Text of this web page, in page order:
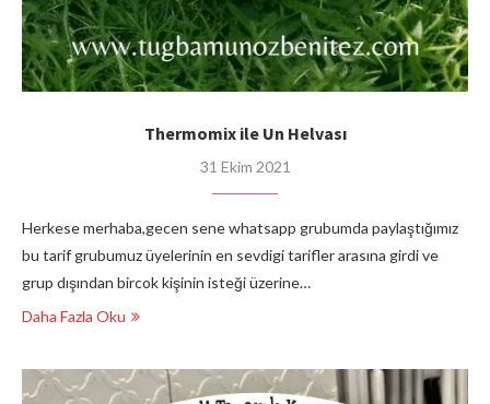
Thermomix ile Un Helvası
31 Ekim 2021
Herkese merhaba,gecen sene whatsapp grubumda paylaştığımız
bu tarif grubumuz üyelerinin en sevdigi tarifler arasına girdi ve
grup dışından bircok kişinin isteği üzerine…
Daha Fazla Oku